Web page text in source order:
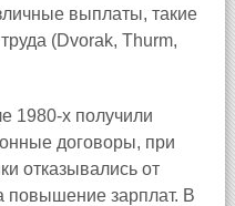
выплаты, такие
(Dvorak, Thurm,
1980‑х получили
договоры, при
отказывались от
повышение зарплат. В